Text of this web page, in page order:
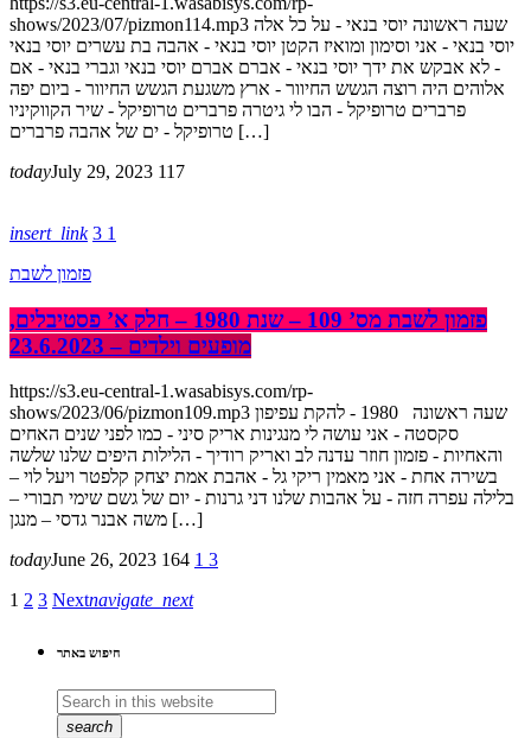
shows/2023/07/pizmon114.mp3 שעה ראשונה יוסי בנאי - על כל אלה
יוסי בנאי - אני וסימון ומואיז הקטן יוסי בנאי - אהבה בת עשרים יוסי בנאי
- לא אבקש את ידך יוסי בנאי - אברם אברם יוסי בנאי וגברי בנאי - אם
אלוהים היה רוצה הגשש החיוור - ארץ משגעת הגשש החיוור - ביום יפה
פרברים טרופיקל - הבו לי גיטרה פרברים טרופיקל - שיר הקווקיניו
טרופיקל - ים של אהבה פרברים […]
todayJuly 29, 2023 117
insert_link 3 1
פזמון לשבת
פזמון לשבת מס’ 109 – שנת 1980 – חלק א’ פסטיבלים,
מופעים וילדים – 23.6.2023
https://s3.eu-central-1.wasabisys.com/rp-
shows/2023/06/pizmon109.mp3 שעה ראשונה 1980 - להקת עפיפון
סקסטה - אני עושה לי מנגינות אריק סיני - כמו לפני שנים האחים
והאחיות - פזמון חוזר עדנה לב ואריק רודיך - הלילות היפים שלנו שלשה
בשירה אחת - אני מאמין ריקי גל - אהבת אמת יצחק קלפטר ויעל לוי –
בלילה עפרה חזה - על אהבות שלנו דני גרנות - יום של גשם שימי תבורי‏ –
משה אבנר גדסי‏ – מנגן […]
todayJune 26, 2023 164 1 3
1 2 3 Nextnavigate_next
חיפוש באתר
search